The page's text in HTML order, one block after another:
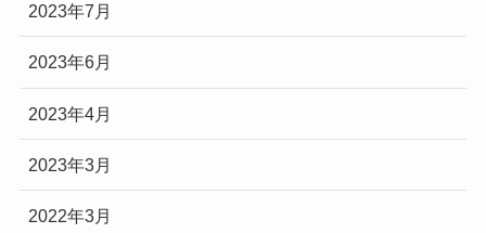
2023年7月
2023年6月
2023年4月
2023年3月
2022年3月